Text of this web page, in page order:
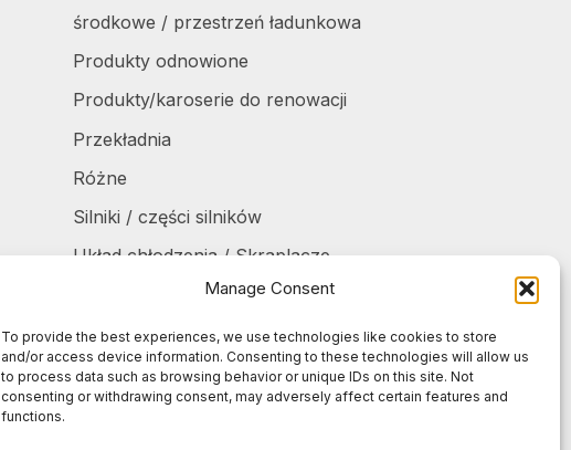
Manage Consent
To provide the best experiences, we use technologies like cookies to store
and/or access device information. Consenting to these technologies will allow us
to process data such as browsing behavior or unique IDs on this site. Not
consenting or withdrawing consent, may adversely affect certain features and
functions.
środkowe / przestrzeń ładunkowa
Produkty odnowione
Produkty/karoserie do renowacji
Przekładnia
Różne
Silniki / części silników
Układ chłodzenia / Skraplacze
Zbiorniki / Pojemniki
Żurawie do harvesterów / części
Żurawie samochodowe / części